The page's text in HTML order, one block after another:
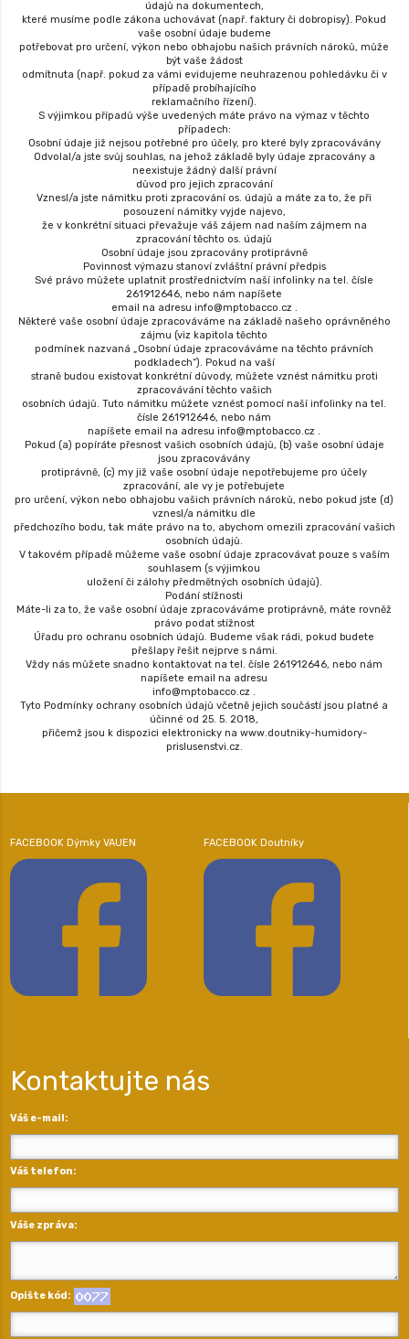
údajů na dokumentech,
které musíme podle zákona uchovávat (např. faktury či dobropisy). Pokud
vaše osobní údaje budeme
potřebovat pro určení, výkon nebo obhajobu našich právních nároků, může
být vaše žádost
odmítnuta (např. pokud za vámi evidujeme neuhrazenou pohledávku či v
případě probíhajícího
reklamačního řízení).
S výjimkou případů výše uvedených máte právo na výmaz v těchto
případech:
Osobní údaje již nejsou potřebné pro účely, pro které byly zpracovávány
Odvolal/a jste svůj souhlas, na jehož základě byly údaje zpracovány a
neexistuje žádný další právní
důvod pro jejich zpracování
Vznesl/a jste námitku proti zpracování os. údajů a máte za to, že při
posouzení námitky vyjde najevo,
že v konkrétní situaci převažuje váš zájem nad naším zájmem na
zpracování těchto os. údajů
Osobní údaje jsou zpracovány protiprávně
Povinnost výmazu stanoví zvláštní právní předpis
Své právo můžete uplatnit prostřednictvím naší infolinky na tel. čísle
261912646, nebo nám napíšete
email na adresu info@mptobacco.cz .
Některé vaše osobní údaje zpracováváme na základě našeho oprávněného
zájmu (viz kapitola těchto
podmínek nazvaná „Osobní údaje zpracováváme na těchto právních
podkladech“). Pokud na vaší
straně budou existovat konkrétní důvody, můžete vznést námitku proti
zpracovávání těchto vašich
osobních údajů. Tuto námitku můžete vznést pomocí naší infolinky na tel.
čísle 261912646, nebo nám
napíšete email na adresu info@mptobacco.cz .
Pokud (a) popíráte přesnost vašich osobních údajů, (b) vaše osobní údaje
jsou zpracovávány
protiprávně, (c) my již vaše osobní údaje nepotřebujeme pro účely
zpracování, ale vy je potřebujete
pro určení, výkon nebo obhajobu vašich právních nároků, nebo pokud jste (d)
vznesl/a námitku dle
předchozího bodu, tak máte právo na to, abychom omezili zpracování vašich
osobních údajů.
V takovém případě můžeme vaše osobní údaje zpracovávat pouze s vaším
souhlasem (s výjimkou
uložení či zálohy předmětných osobních údajů).
Podání stížnosti
Máte-li za to, že vaše osobní údaje zpracováváme protiprávně, máte rovněž
právo podat stížnost
Úřadu pro ochranu osobních údajů. Budeme však rádi, pokud budete
přešlapy řešit nejprve s námi.
Vždy nás můžete snadno kontaktovat na tel. čísle 261912646, nebo nám
napíšete email na adresu
info@mptobacco.cz .
Tyto Podmínky ochrany osobních údajů včetně jejich součástí jsou platné a
účinné od 25. 5. 2018,
přičemž jsou k dispozici elektronicky na www.doutniky-humidory-
prislusenstvi.cz.
FACEBOOK Dýmky VAUEN FACEBOOK Doutníky
Kontaktujte nás
Váš e-mail:
Váš telefon:
Váše zpráva:
Opište kód: